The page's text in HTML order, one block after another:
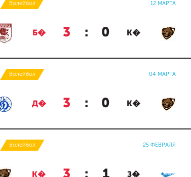
Волейбол 12 МАРТА
Б� 3 : 0 К�
Волейбол 04 МАРТА
Д� 3 : 0 К�
Волейбол 25 ФЕВРАЛЯ
К� 3 : 1 З�